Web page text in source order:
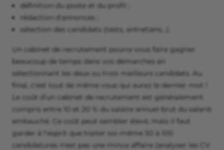
définition du poste et du profil ;
rédaction d'annonces ;
sélection des candidats (tests, entretiens…).
Un cabinet de recrutement pourra vous faire gagner
beaucoup de temps dans vos démarches en
sélectionnant les deux ou trois meilleurs candidats. Au
final, c'est tout de même vous qui aurez le dernier mot !
Le coût d'un cabinet de recrutement est généralement
compris entre 10 et 20 % du salaire annuel brut du salarié
embauché. Ce coût peut sembler élevé, mais il faut
garder à l'esprit que traiter soi-même 50 à 100
candidatures n'est pas une mince affaire (analyser les CV